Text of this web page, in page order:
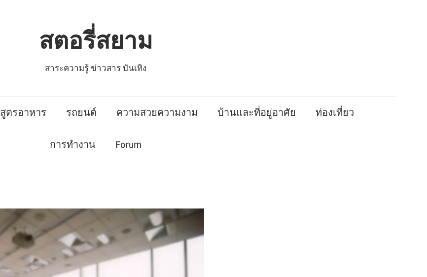
สตอรี่สยาม
สาระความรู้ ข่าวสาร บันเทิง
สูตรอาหาร รถยนต์ ความสวยความงาม บ้านและที่อยู่อาศัย ท่องเที่ยว
การทำงาน Forum